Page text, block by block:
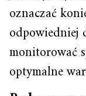
oznaczać
odpowiedniej
monitorować
optymalne